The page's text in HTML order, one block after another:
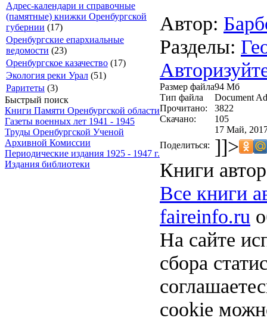
Адрес-календари и справочные
(памятные) книжки Оренбургской
губернии (17)
Оренбургские епархиальные
ведомости (23)
Оренбургское казачество (17)
Экология реки Урал (51)
Раритеты (3)
Быстрый поиск
Книги Памяти Оренбургской области
Газеты военных лет 1941 - 1945
Труды Оренбургской Ученой
Архивной Комиссии
Периодические издания 1925 - 1947 г.
Издания библиотеки
Автор:
Разделы:
Размер файла94 Мб
Тип файла
Document
Прочитано:
3822
Скачано:
105
17 Май,
Поделиться: ]]>
Книги
Все книги
faireinfo.ru
На сайте
сбора
cookie